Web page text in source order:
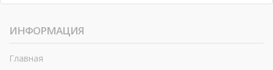
ИНФОРМАЦИЯ
Главная